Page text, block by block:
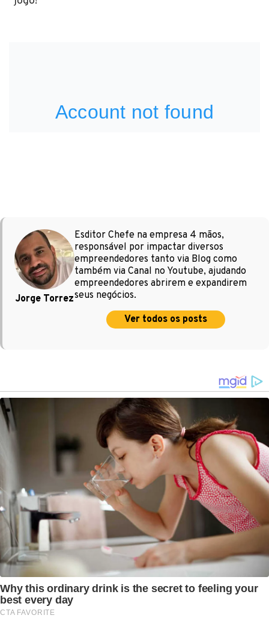
Jorge Torrez
Esditor Chefe na empresa 4 mãos,
responsável por impactar diversos
empreendedores tanto via Blog como
também via Canal no Youtube, ajudando
empreendedores abrirem e expandirem
seus negócios.
Ver todos os posts